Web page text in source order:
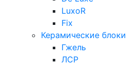
LuxoR
Fix
Керамические блоки
Гжель
ЛСР